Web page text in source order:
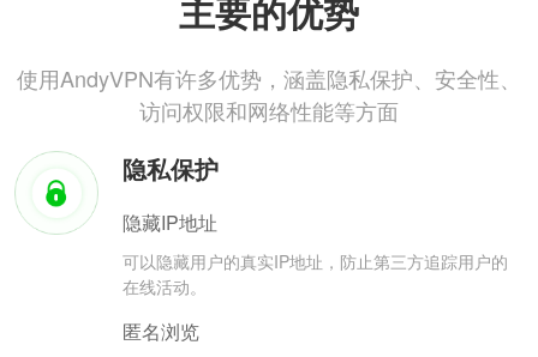
主要的优势
使用AndyVPN有许多优势，涵盖隐私保护、安全性、
访问权限和网络性能等方面
隐私保护
隐藏IP地址
可以隐藏用户的真实IP地址，防止第三方追踪用户的
在线活动。
匿名浏览